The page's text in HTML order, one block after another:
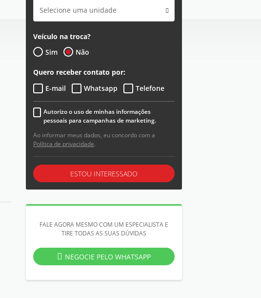
Selecione uma unidade
Veículo na troca?
Sim
Não
Quero receber contato por:
E-mail
Whatsapp Telefone
Autorizo o uso de minhas informações
pessoais para campanhas de marketing.
Ao informar meus dados, eu concordo com a
Política de privacidade.
ESTOU INTERESSADO
FALE AGORA MESMO COM UM ESPECIALISTA E
TIRE TODAS AS SUAS DÚVIDAS
NEGOCIE PELO WHATSAPP